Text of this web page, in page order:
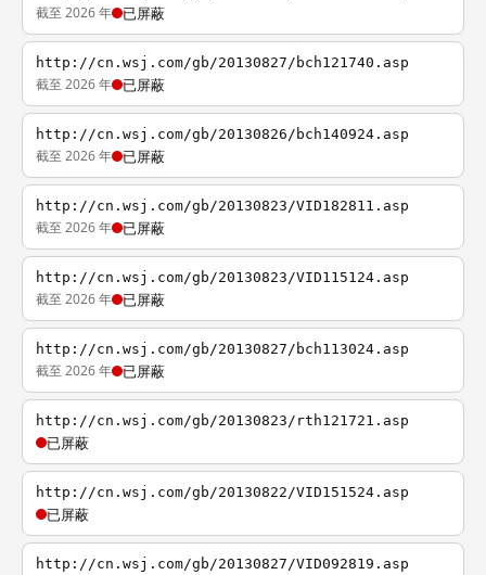
截至 2026 年 已屏蔽
http://cn.wsj.com/gb/20130827/bch121740.asp
截至 2026 年 已屏蔽
http://cn.wsj.com/gb/20130826/bch140924.asp
截至 2026 年 已屏蔽
http://cn.wsj.com/gb/20130823/VID182811.asp
截至 2026 年 已屏蔽
http://cn.wsj.com/gb/20130823/VID115124.asp
截至 2026 年 已屏蔽
http://cn.wsj.com/gb/20130827/bch113024.asp
截至 2026 年 已屏蔽
http://cn.wsj.com/gb/20130823/rth121721.asp
已屏蔽
http://cn.wsj.com/gb/20130822/VID151524.asp
已屏蔽
http://cn.wsj.com/gb/20130827/VID092819.asp